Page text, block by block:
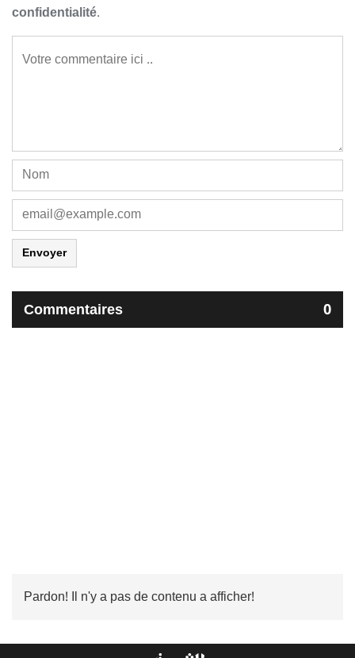
confidentialité.
Envoyer
Commentaires 0
Pardon! Il n'y a pas de contenu a afficher!